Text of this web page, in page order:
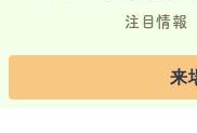
来
注目情報
Copyright © Alpha